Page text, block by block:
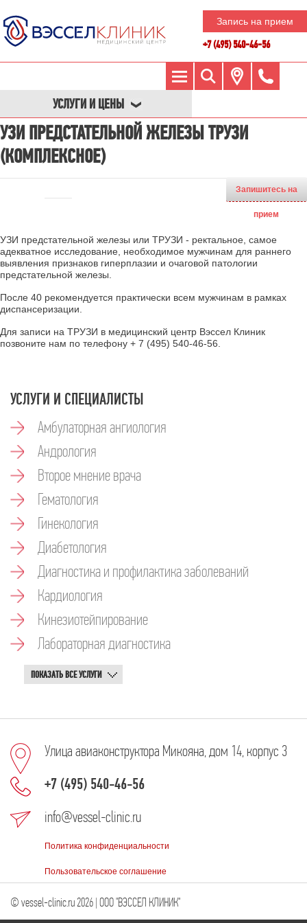
Запись на прием
+7 (495) 540-46-56
УСЛУГИ И ЦЕНЫ
УЗИ ПРЕДСТАТЕЛЬНОЙ ЖЕЛЕЗЫ ТРУЗИ
(КОМПЛЕКСНОЕ)
Запишитесь на
прием
УЗИ предстательной железы или ТРУЗИ - ректальное, самое
адекватное исследование, необходимое мужчинам для раннего
выявления признаков гиперплазии и очаговой патологии
предстательной железы.
После 40 рекомендуется практически всем мужчинам в рамках
диспансеризации.
Для записи на ТРУЗИ в медицинский центр Вэссел Клиник
позвоните нам по телефону + 7 (495) 540-46-56
УСЛУГИ И СПЕЦИАЛИСТЫ
Амбулаторная ангиология
Андрология
Второе мнение врача
Гематология
Гинекология
Диабетология
Диагностика и профилактика заболеваний
Кардиология
Кинезиотейпирование
Лабораторная диагностика
ПОКАЗАТЬ ВСЕ УСЛУГИ
Улица авиаконструктора Микояна, дом 14, корпус 3
+7 (495) 540-46-56
info@vessel-clinic.ru
Политика конфиденциальности
Пользовательское соглашение
© vessel-clinic.ru 2026 | ООО "ВЭССЕЛ КЛИНИК"